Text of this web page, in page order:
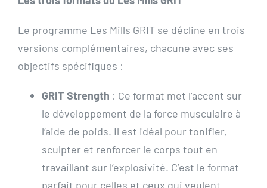
Le programme Les Mills GRIT se décline en trois
versions complémentaires, chacune avec ses
objectifs spécifiques :
GRIT Strength : Ce format met l’accent sur
le développement de la force musculaire à
l’aide de poids. Il est idéal pour tonifier,
sculpter et renforcer le corps tout en
travaillant sur l’explosivité. C’est le format
parfait pour celles et ceux qui veulent